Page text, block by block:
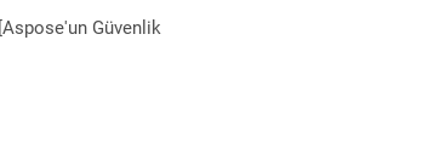
Güvenlik